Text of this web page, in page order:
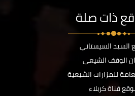
ذات صلة
السيد السيستاني
الوقف الشيعي
للمزارات الشيعية
قناة كربلاء